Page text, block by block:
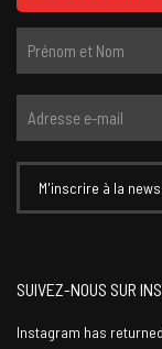
SUIVEZ-NOUS SUR
Instagram has